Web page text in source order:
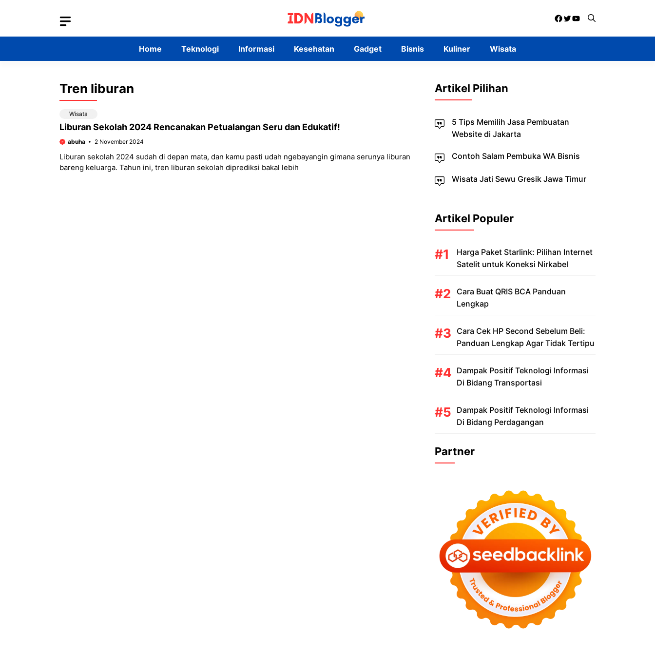
Facebook
Twitter
YouTube
Home Teknologi Informasi Kesehatan Gadget Bisnis Kuliner Wisata
Tren liburan
Wisata
Liburan Sekolah 2024 Rencanakan Petualangan Seru dan Edukatif!
abuha 2 November 2024
Liburan sekolah 2024 sudah di depan mata, dan kamu pasti udah ngebayangin gimana serunya liburan
bareng keluarga. Tahun ini, tren liburan sekolah diprediksi bakal lebih
Artikel Pilihan
5 Tips Memilih Jasa Pembuatan
Website di Jakarta
Contoh Salam Pembuka WA Bisnis
Wisata Jati Sewu Gresik Jawa Timur
Artikel Populer
Harga Paket Starlink: Pilihan Internet
Satelit untuk Koneksi Nirkabel
Cara Buat QRIS BCA Panduan
Lengkap
Cara Cek HP Second Sebelum Beli:
Panduan Lengkap Agar Tidak Tertipu
Dampak Positif Teknologi Informasi
Di Bidang Transportasi
Dampak Positif Teknologi Informasi
Di Bidang Perdagangan
Partner